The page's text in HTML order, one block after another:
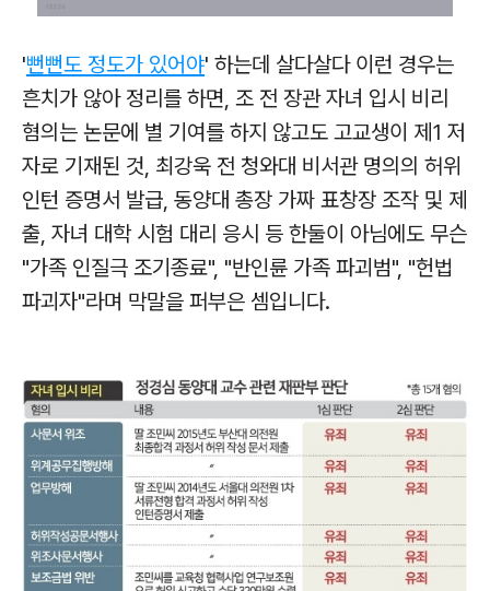
'뻔뻔도 정도가 있어야' 하는데 살다살다 이런 경우는
흔치가 않아 정리를 하면, 조 전 장관 자녀 입시 비리
혐의는 논문에 별 기여를 하지 않고도 고교생이 제1 저
자로 기재된 것, 최강욱 전 청와대 비서관 명의의 허위
인턴 증명서 발급, 동양대 총장 가짜 표창장 조작 및 제
출, 자녀 대학 시험 대리 응시 등 한둘이 아님에도 무슨
"가족 인질극 조기종료", "반인륜 가족 파괴범", "헌법
파괴자"라며 막말을 퍼부은 셈입니다.